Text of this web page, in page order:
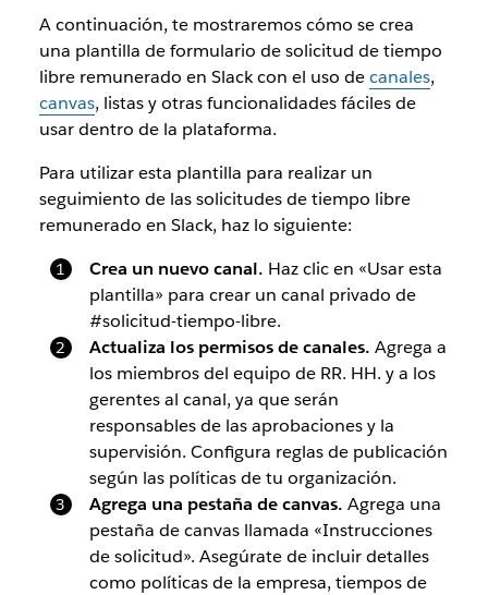
A continuación, te mostraremos cómo se crea
una plantilla de formulario de solicitud de tiempo
libre remunerado en Slack con el uso decanales,
canvas, listas y otras funcionalidades fáciles de
usar dentro de la plataforma.
Para utilizar esta plantilla para realizar un
seguimiento de las solicitudes de tiempo libre
remunerado en Slack, haz lo siguiente:
Crea un nuevo canal. Haz clic en «Usar esta
plantilla» para crear un canal privado de
#solicitud-tiempo-libre.
Actualiza los permisos de canales. Agrega a
los miembros del equipo de RR. HH. y a los
gerentes al canal, ya que serán
responsables de las aprobaciones y la
supervisión. Configura reglas de publicación
según las políticas de tu organización.
Agrega una pestaña de canvas. Agrega una
pestaña de canvas llamada «Instrucciones
de solicitud». Asegúrate de incluir detalles
como políticas de la empresa, tiempos de